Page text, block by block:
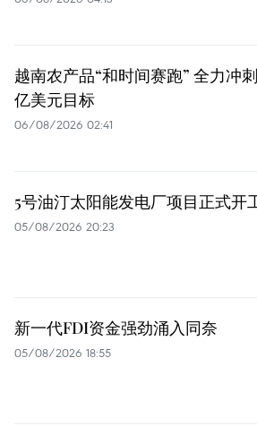
越南农产品“和时间赛跑” 全力冲
亿美元目标
06/08/2026 02:41
5号油汀太阳能发电厂项目正式开
05/08/2026 20:23
新一代FDI资金强劲涌入同奈
05/08/2026 18:55